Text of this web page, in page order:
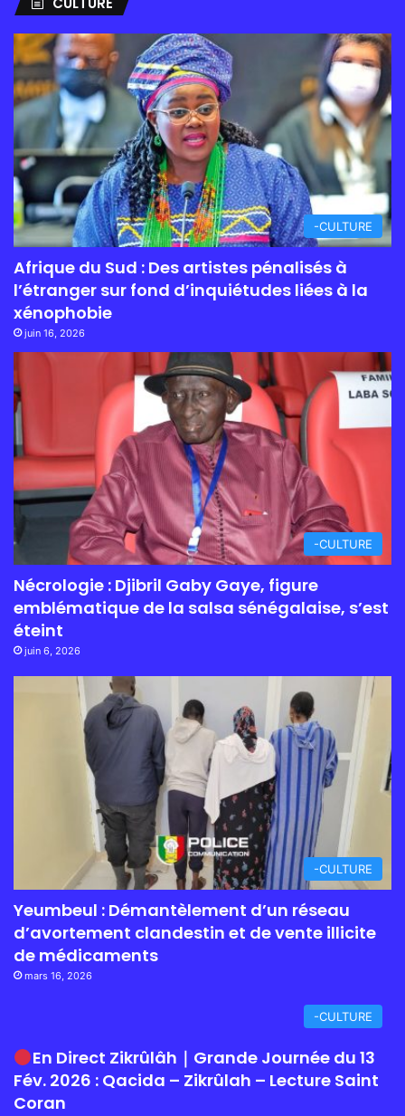
-CULTURE
Afrique du Sud : Des artistes pénalisés à
l’étranger sur fond d’inquiétudes liées à la
xénophobie
juin 16, 2026
-CULTURE
Nécrologie : Djibril Gaby Gaye, figure
emblématique de la salsa sénégalaise, s’est
éteint
juin 6, 2026
-CULTURE
Yeumbeul : Démantèlement d’un réseau
d’avortement clandestin et de vente illicite
de médicaments
mars 16, 2026
-CULTURE
En Direct Zikrûlâh｜Grande Journée du 13
Fév. 2026 : Qacida – Zikrûlah – Lecture Saint
Coran